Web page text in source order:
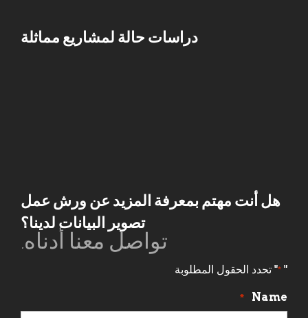
دراسات حالة لمشاريع مماثلة
هل أنت مهتم بمعرفة المزيد عن ورش عمل
تصوير البيانات لدينا؟
تواصل معنا أدناه.
"
*" تحدد الحقول المطلوبة
Name
*